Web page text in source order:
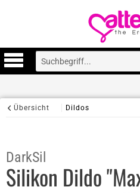
Übersicht Dildos
DarkSil
Silikon Dildo